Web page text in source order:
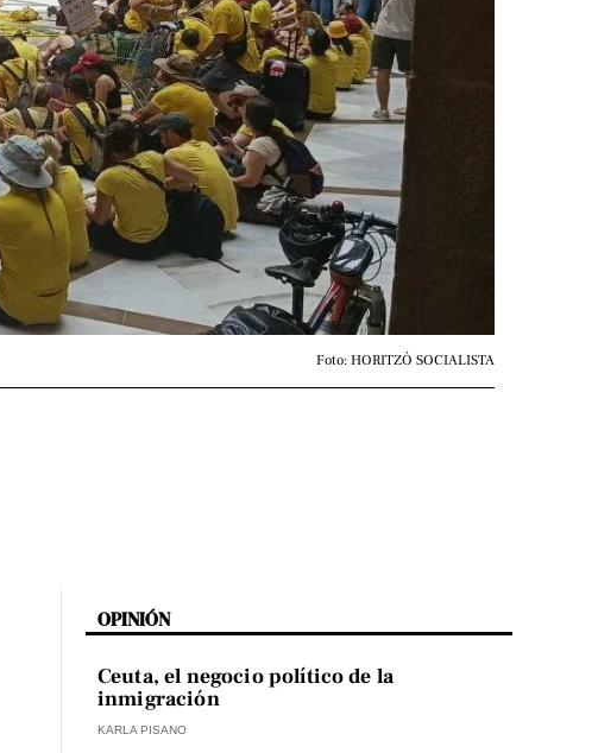
Foto: HORITZÓ SOCIALISTA
OPINIÓN
Ceuta, el negocio político de la
inmigración
KARLA PISANO